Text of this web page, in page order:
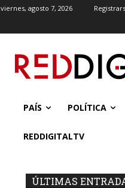
viernes, agosto 7, 2026
PAÍS POLÍTICA
REDDIGITALTV
ÚLTIMAS